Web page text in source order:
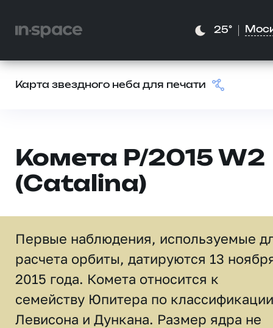
25°
Карта звездного неба для печати
Комета P/2015 W2
(Catalina)
Первые наблюдения, используемые
расчета орбиты, датируются 13
2015 года. Комета относится к
семейству Юпитера по классификации
Левисона и Дункана. Размер ядра не